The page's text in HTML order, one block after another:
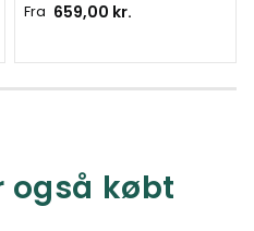
Fra 659,00 kr.
også købt